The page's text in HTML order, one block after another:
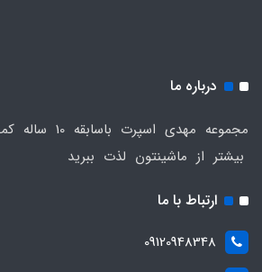
درباره ما
مجموعه مهدی
بیشتر از ماشینتون لذت ببرید
ارتباط با ما
09120948348